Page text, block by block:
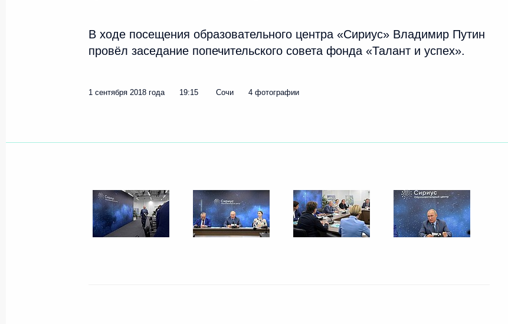
В ходе посещения образовательного центра «Сириус» Владимир Путин
провёл заседание попечительского совета фонда «Талант и успех».
1 сентября 2018 года 19:15 Сочи 4 фотографии